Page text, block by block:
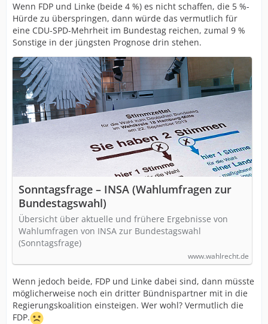
Wenn FDP und Linke (beide 4 %) es nicht schaffen, die 5 %-
Hürde zu überspringen, dann würde das vermutlich für
eine CDU-SPD-Mehrheit im Bundestag reichen, zumal 9 %
Sonstige in der jüngsten Prognose drin stehen.
Sonntagsfrage – INSA (Wahlumfragen zur
Bundestagswahl)
Übersicht über aktuelle und frühere Ergebnisse von
Wahlumfragen von INSA zur Bundestagswahl
(Sonntagsfrage)
www.wahlrecht.de
Wenn jedoch beide, FDP und Linke dabei sind, dann müsste
möglicherweise noch ein dritter Bündnispartner mit in die
Regierungskoalition einsteigen. Wer wohl? Vermutlich die
FDP.